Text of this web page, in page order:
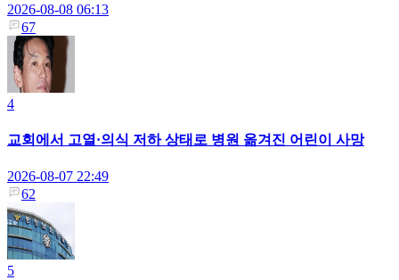
2026-08-08 06:13
67
4
교회에서 고열·의식 저하 상태로 병원 옮겨진 어린이 사망
2026-08-07 22:49
62
5